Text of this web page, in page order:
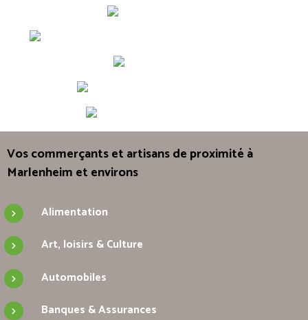
Vos commerçants et artisans de proximité à
Marlenheim et environs
Alimentation
Art, loisirs & Culture
Automobiles
Banques & Assurances